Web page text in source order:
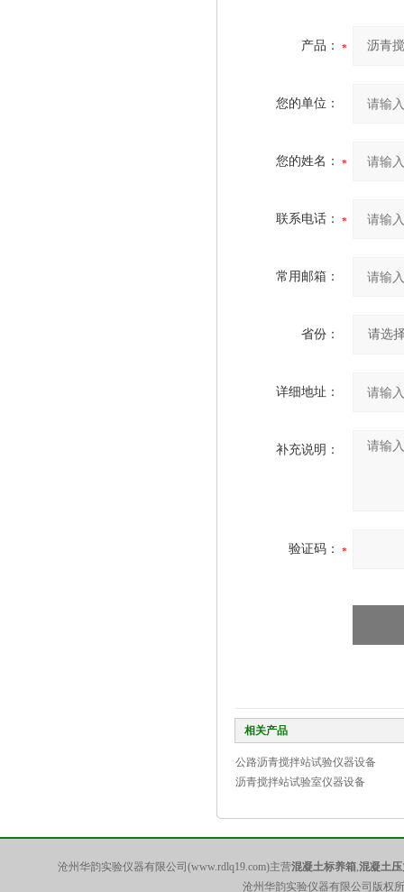
产品：
您的单位：
您的姓名：
联系电话：
常用邮箱：
省份：
详细地址：
补充说明：
验证码：
相关产品
公路沥青搅拌站试验仪器设备
沥青搅拌站试验室仪器设备
沧州华韵实验仪器有限公司(www.rdlq19.com)主营混凝土标养箱,混凝土
沧州华韵实验仪器有限公司版权